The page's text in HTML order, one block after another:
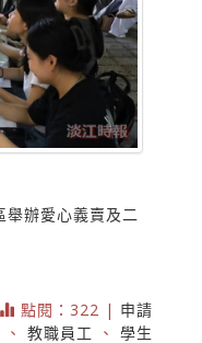
舉辦愛心義賣及二
點閱：322 | 申請
、 教職員工 、 學生